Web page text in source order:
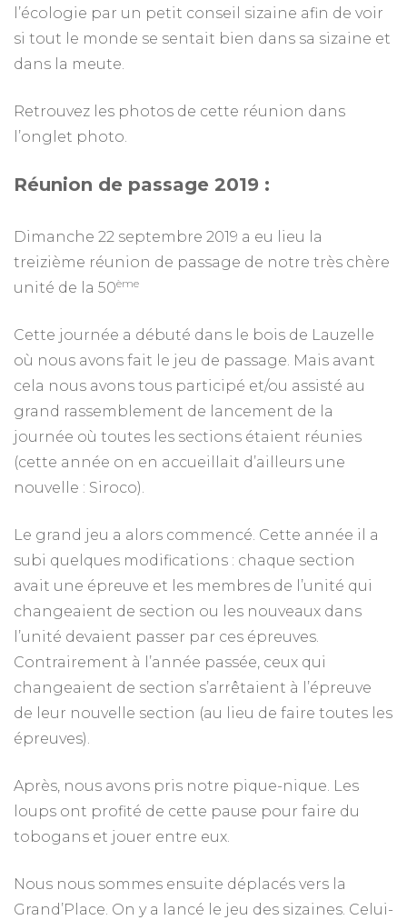
l’écologie par un petit conseil sizaine afin de voir
si tout le monde se sentait bien dans sa sizaine et
dans la meute.
Retrouvez les photos de cette réunion dans
l’onglet photo.
Réunion de passage 2019 :
Dimanche 22 septembre 2019 a eu lieu la
treizième réunion de passage de notre très chère
unité de la 50ème
Cette journée a débuté dans le bois de Lauzelle
où nous avons fait le jeu de passage. Mais avant
cela nous avons tous participé et/ou assisté au
grand rassemblement de lancement de la
journée où toutes les sections étaient réunies
(cette année on en accueillait d’ailleurs une
nouvelle : Siroco).
Le grand jeu a alors commencé. Cette année il a
subi quelques modifications : chaque section
avait une épreuve et les membres de l’unité qui
changeaient de section ou les nouveaux dans
l’unité devaient passer par ces épreuves.
Contrairement à l’année passée, ceux qui
changeaient de section s’arrêtaient à l’épreuve
de leur nouvelle section (au lieu de faire toutes les
épreuves).
Après, nous avons pris notre pique-nique. Les
loups ont profité de cette pause pour faire du
tobogans et jouer entre eux.
Nous nous sommes ensuite déplacés vers la
Grand’Place. On y a lancé le jeu des sizaines. Celui-